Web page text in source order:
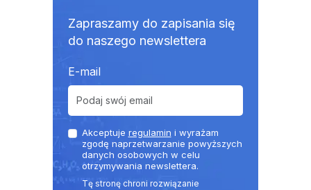
Zapraszamy do zapisania się
do naszego newslettera
E-mail
Akceptuje regulamin i wyrażam
zgodę naprzetwarzanie powyższych
danych osobowych w celu
otrzymywania newslettera.